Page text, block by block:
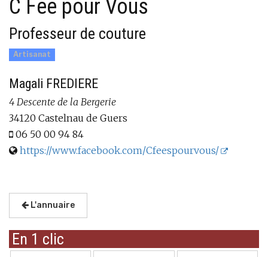
C Fée pour Vous
Professeur de couture
Artisanat
Magali FREDIERE
4 Descente de la Bergerie
34120 Castelnau de Guers
06 50 00 94 84
https://www.facebook.com/Cfeespourvous/
L'annuaire
En 1 clic